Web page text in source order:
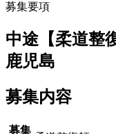
募集要項
中途【柔道整
鹿児島
募集内容
募集